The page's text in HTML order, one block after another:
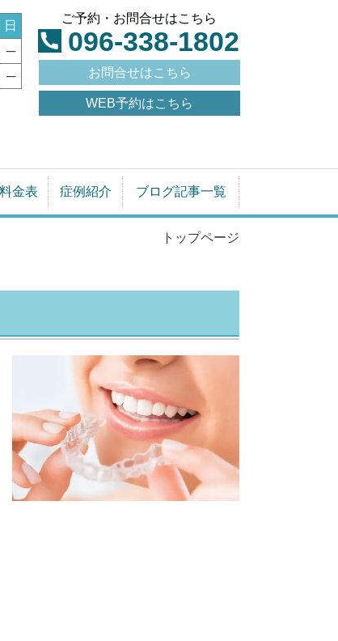
日
─
─
ご予約・お問合せはこちら
096-338-1802
お問合せはこちら
WEB予約はこちら
料金表 症例紹介 ブログ記事一覧
トップページ